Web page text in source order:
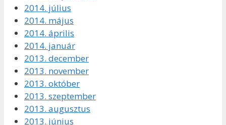
2014. július
2014. május
2014. április
2014. január
2013. december
2013. november
2013. október
2013. szeptember
2013. augusztus
2013. június